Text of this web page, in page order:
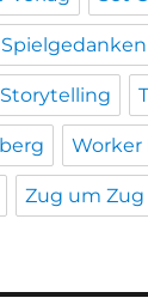
Spielgedanken
Storytelling
Worker
Zug um Zug